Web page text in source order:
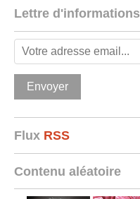
Lettre d'informations
Flux RSS
Contenu aléatoire